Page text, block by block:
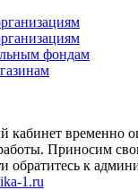
фондам
кабинет временно
Приносим
обратитесь к
1.ru